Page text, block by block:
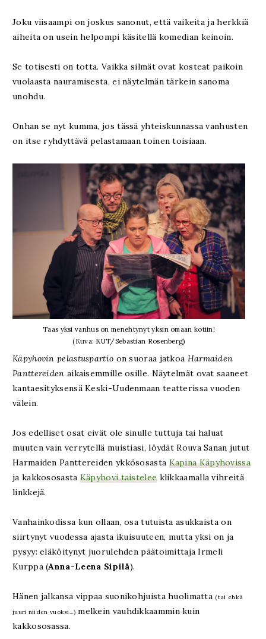
Joku viisaampi on joskus sanonut, että vaikeita ja herkkiä
aiheita on usein helpompi käsitellä komedian keinoin.
Se totisesti on totta. Vaikka silmät ovat kosteat paikoin
vuolaasta nauramisesta, ei näytelmän tärkein sanoma
unohdu.
Onhan se nyt kumma, jos tässä yhteiskunnassa vanhusten
on itse ryhdyttävä pelastamaan toinen toisiaan.
Taas yksi vanhus on menehtynyt yksin omaan kotiin!
(Kuva: KUT/Sebastian Rosenberg)
Käpyhovin pelastuspartio on suoraa jatkoa Harmaiden
Panttereiden aikaisemmille osille. Näytelmät ovat saaneet
kantaesityksensä Keski-Uudenmaan teatterissa vuoden
välein.
Jos edelliset osat eivät ole sinulle tuttuja tai haluat
muuten vain verrytellä muistiasi, löydät Rouva Sanan jutut
Harmaiden Panttereiden ykkösosasta Kapina Käpyhovissa
ja kakkososasta Käpyhovi taistelee klikkaamalla vihreitä
linkkejä.
Vanhainkodissa kun ollaan, osa tutuista asukkaista on
siirtynyt vuodessa ajasta ikuisuuteen, mutta yksi on ja
pysyy: eläköitynyt juorulehden päätoimittaja Irmeli
Kurppa (Anna-Leena Sipilä).
Hänen jalkansa vippaa suonikohjuista huolimatta (tai ehkä
juuri niiden vuoksi...)melkein vauhdikkaammin kuin
kakkososassa.